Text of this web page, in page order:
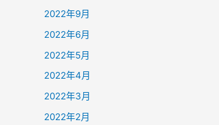
2022年9月
2022年6月
2022年5月
2022年4月
2022年3月
2022年2月